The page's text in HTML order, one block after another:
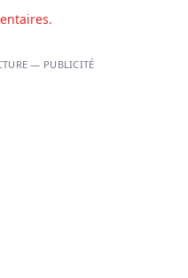
— PUBLICITÉ